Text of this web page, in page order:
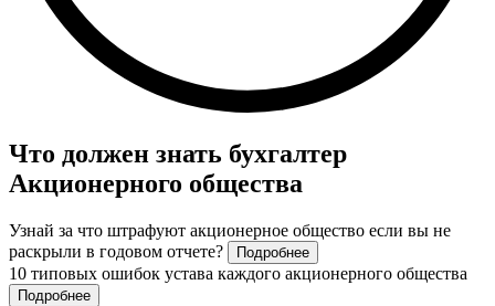
Что должен знать бухгалтер
Акционерного общества
Узнай за что штрафуют акционерное общество если вы не
раскрыли в годовом отчете?
Подробнее
10 типовых ошибок устава каждого акционерного общества
Подробнее